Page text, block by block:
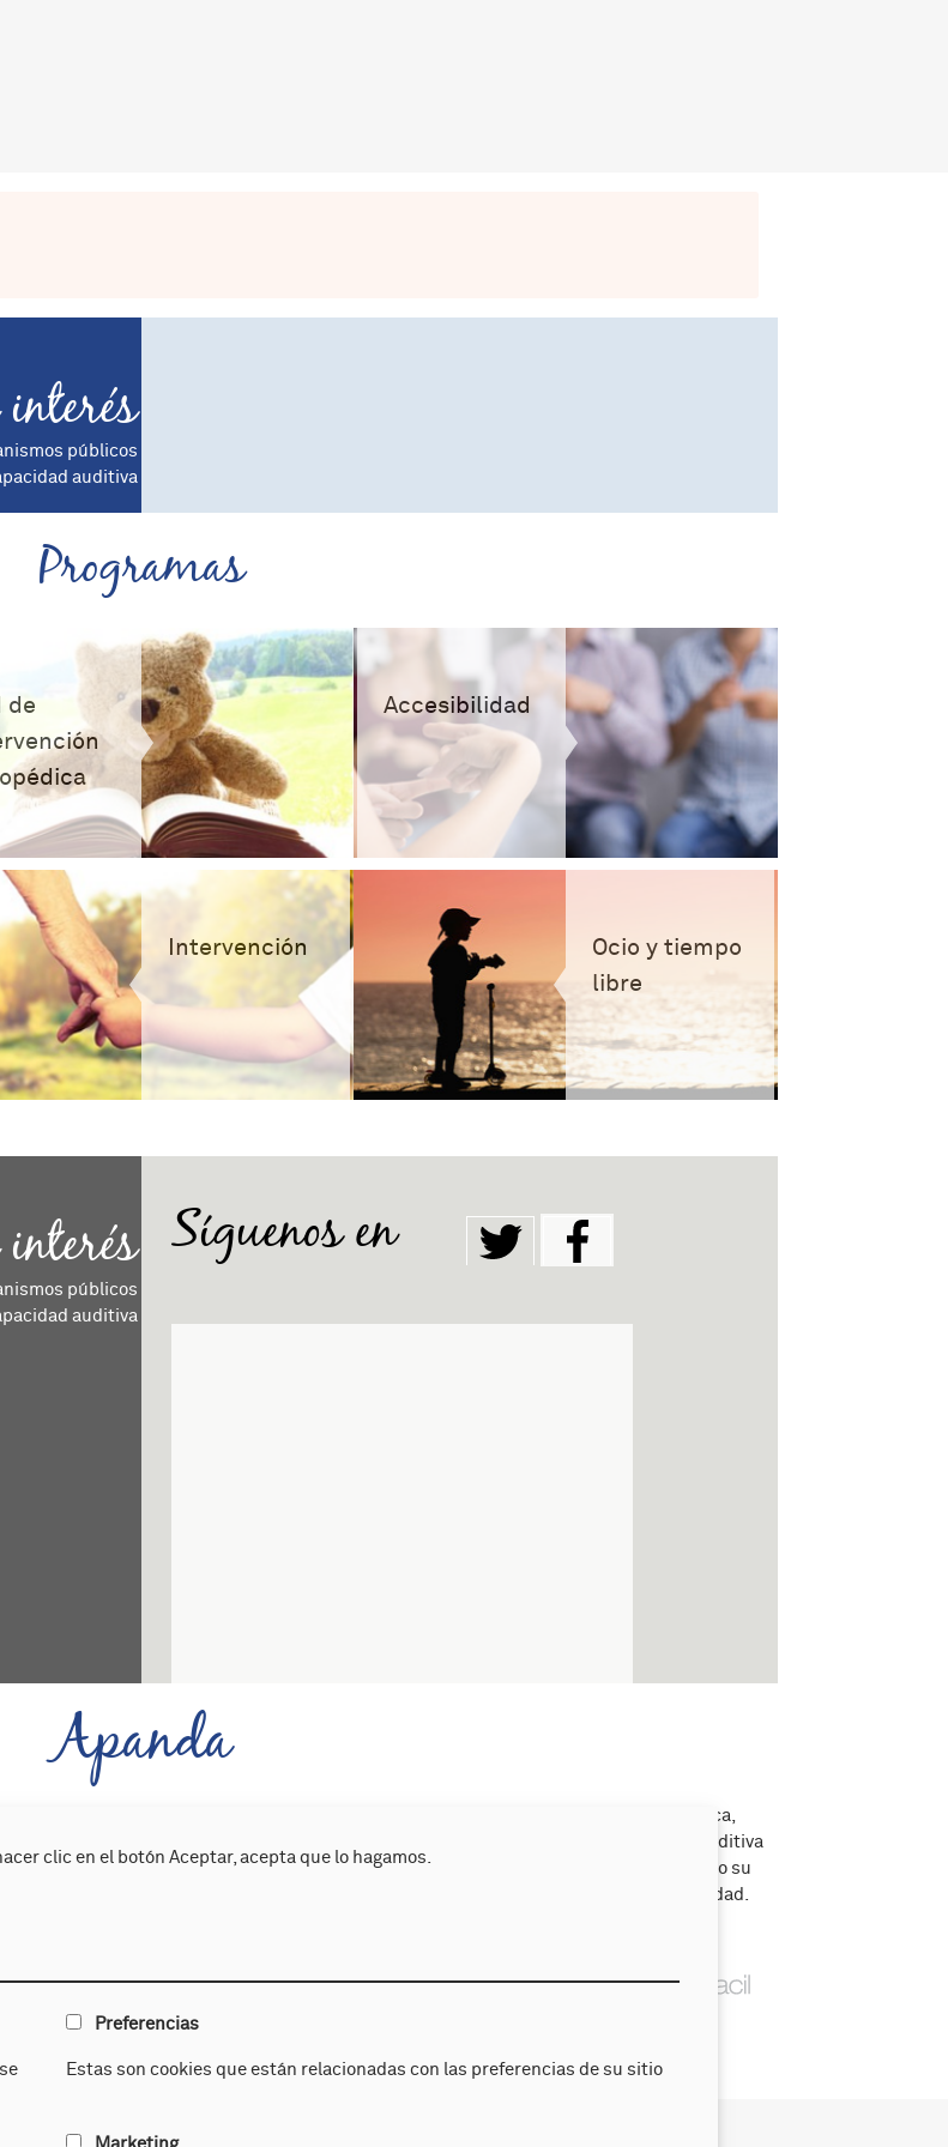
clic en el botón Aceptar, acepta que lo hagamos.
Preferencias
Estas son cookies que están relacionadas con las preferencias de su sitio
públicos
auditiva
Programas
de
Accesibilidad
Intervención
Ocio y tiempo
libre
públicos
auditiva
Síguenos en Twitter Facebook
Apanda
con Déficit Auditivo) es una Asociación sin ánimo de lucro, Declarada de Utilidad Pública,
y madres liderados por el doctor Luis A. Cervantes, con hijos/as con discapacidad auditiva
orientarse y compartir experiencias, decidieron constituirse como asociación, siendo su
intereses y para la plena inclusión de sus hijos/as en todos los ámbitos de la sociedad.
Atención temprana